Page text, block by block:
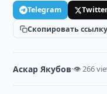
Telegram
Скопировать ссылку
Аскар Якубов·👁 266